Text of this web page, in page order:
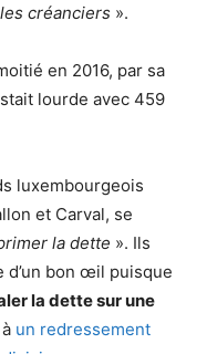
créanciers ».
en 2016, par sa
lourde avec 459
luxembourgeois
et Carval, se
la dette ». Ils
d’un bon œil puisque
la dette sur une
un redressement